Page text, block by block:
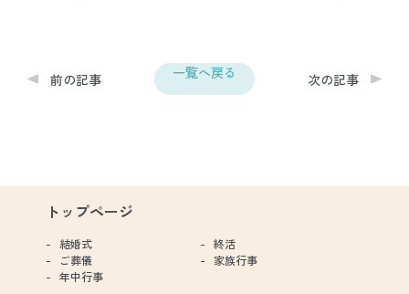
前の記事 一覧へ戻る 次の記事
トップページ
結婚式
終活
ご葬儀
家族行事
年中行事